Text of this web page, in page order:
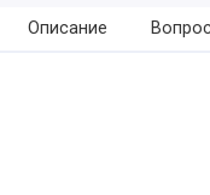
Описание